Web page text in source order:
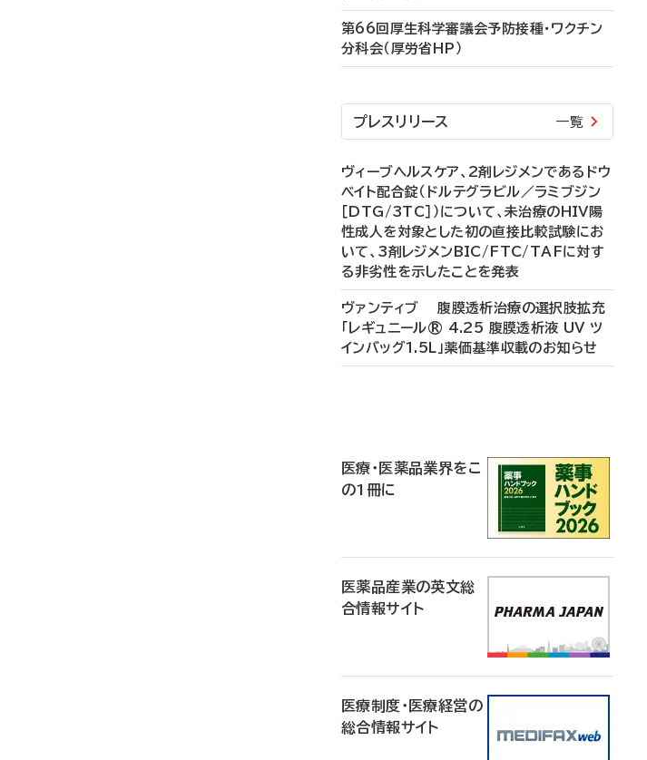
第66回厚生科学審議会予防接種・ワクチン
分科会（厚労省HP）
プレスリリース 一覧
ヴィーブヘルスケア、2剤レジメンであるドウ
ベイト配合錠（ドルテグラビル／ラミブジン
［DTG/3TC］）について、未治療のHIV陽
性成人を対象とした初の直接比較試験にお
いて、3剤レジメンBIC/FTC/TAFに対す
る非劣性を示したことを発表
ヴァンティブ 腹膜透析治療の選択肢拡充
「レギュニール® 4.25 腹膜透析液 UV ツ
インバッグ1.5L」薬価基準収載のお知らせ
医療・医薬品業界をこ
の1冊に
医薬品産業の英文総
合情報サイト
医療制度・医療経営の
総合情報サイト